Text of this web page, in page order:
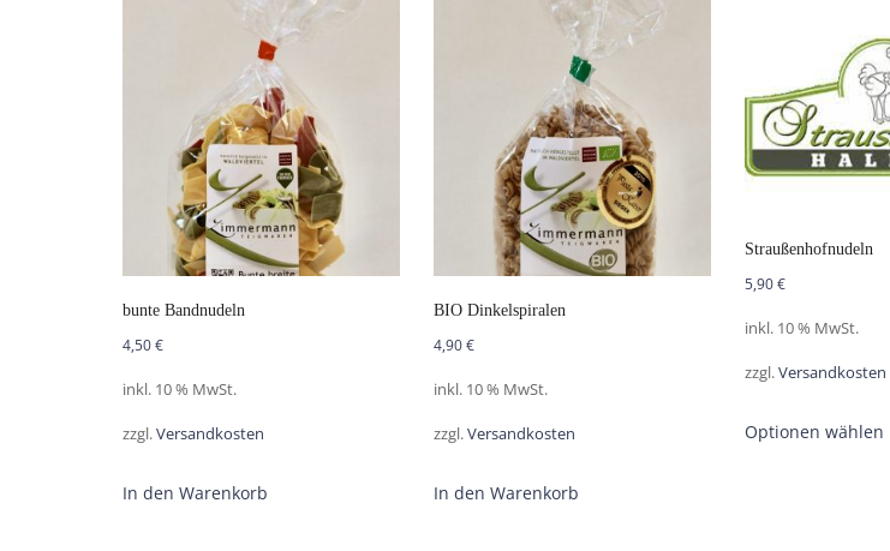
bunte Bandnudeln
4,50€
inkl. 10 % MwSt.
zzgl.Versandkosten
In den Warenkorb
BIO Dinkelspiralen
4,90€
inkl. 10 % MwSt.
zzgl.Versandkosten
In den Warenkorb
Straußenhofnudeln
5,90€
inkl. 10 % MwSt.
zzgl.Versandkosten
Optionen wählen